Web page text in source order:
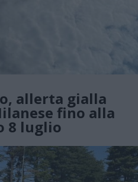
allerta gialla
fino alla
8 luglio